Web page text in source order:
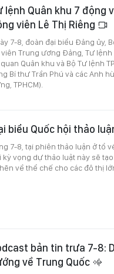
lệnh Quân khu 7 động
viên Lê Thị Riêng
7-8, đoàn đại biểu Đảng ủy,
viên Trung ương Đảng, Tư
Quân khu và Bộ Tư lệnh
Bí thư Trần Phú và các Anh
TPHCM).
biểu Quốc hội thảo
7-8, tại phiên thảo luận ở tổ
kỳ vọng dự thảo luật này sẽ
về thể chế cho các đô thị
bản tin trưa 7-8:
về Trung Quốc